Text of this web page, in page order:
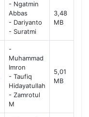
- Ngatmin
Abbas
- Dariyanto
- Suratmi
3,48
MB
-
Muhammad
Imron
- Taufiq
Hidayatullah
- Zamrotul
M
5,01
MB